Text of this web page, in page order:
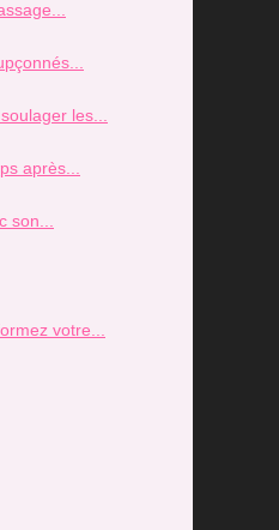
les...
après...
son...
votre...